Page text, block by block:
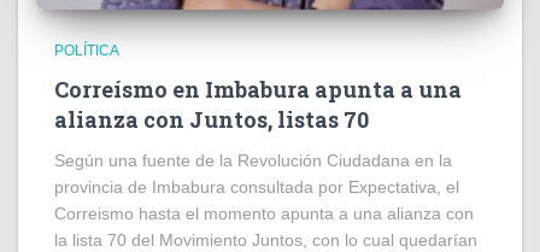
POLÍTICA
Correísmo en Imbabura apunta a una
alianza con Juntos, listas 70
Según una fuente de la Revolución Ciudadana en la
provincia de Imbabura consultada por Expectativa, el
Correismo hasta el momento apunta a una alianza con
la lista 70 del Movimiento Juntos, con lo cual quedarían